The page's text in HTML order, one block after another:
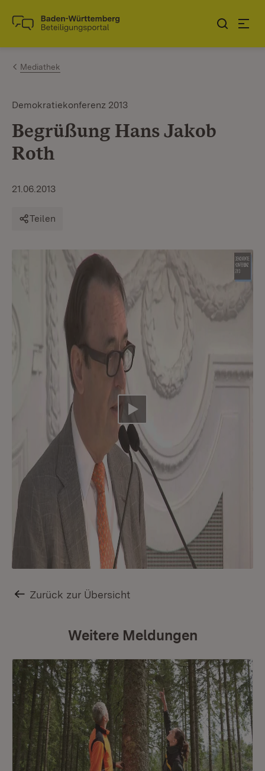
Zum Inhalt springen
Link zur Startseite
Mediathek
Demokratiekonferenz 2013
Begrüßung Hans Jakob
Roth
21.06.2013
Teilen
Video abspielen
Zurück zur Übersicht
Weitere Meldungen